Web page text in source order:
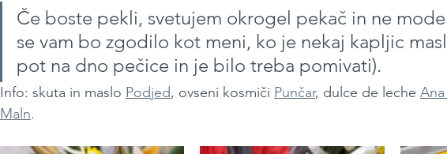
Če boste pekli, svetujem okrogel pekač in ne
se vam bo zgodilo kot meni, ko je nekaj kapljic
pot na dno pečice in je bilo treba pomivati).
Info: skuta in maslo Podjed, ovseni kosmiči Punčar, dulce de leche Ana
Maln.